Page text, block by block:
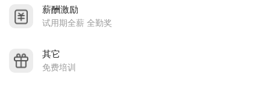
薪酬激励
试用期全薪 全勤奖
其它
免费培训